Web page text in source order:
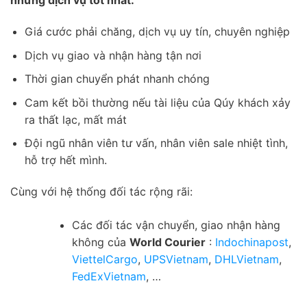
Giá cước phải chăng, dịch vụ uy tín, chuyên nghiệp
Dịch vụ giao và nhận hàng tận nơi
Thời gian chuyển phát nhanh chóng
Cam kết bồi thường nếu tài liệu của Qúy khách xảy
ra thất lạc, mất mát
Đội ngũ nhân viên tư vấn, nhân viên sale nhiệt tình,
hỗ trợ hết mình.
Cùng với hệ thống đối tác rộng rãi:
Các đối tác vận chuyển, giao nhận hàng
không của World Courier: Indochinapost,
ViettelCargo, UPSVietnam, DHLVietnam,
FedExVietnam, …